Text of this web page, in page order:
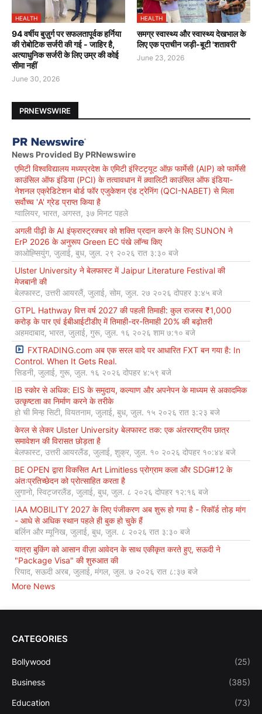
HEALTH
94 वर्षीय बुज़ुर्ग पर सफलतापूर्वक हर्निया
की रोबोटिक सर्जरी की गई - जाहिर है,
अत्याधुनिक सर्जरी के लिए उम्र की कोई
सीमा नहीं
June 30, 2026
HEALTH
समग्र स्वास्थ्य और स्वास्थ्य देखभाल के
लिए एक प्राचीन जड़ी-बूटी 'शतावरी'
June 23, 2026
PRNEWSWIRE
News Provided By PRNewswire
एमिटी विश्वविद्यालय मध्यप्रदेश के एमिटी इंस्टिट्यूट ऑफ़ फार्मेसी (AIP) को फार्मेसी
काउंसिल ऑफ इंडिया (PCI) के तत्वावधान में क़्वालिटी काउंसिल ऑफ इंडिया-
नेशनल एक्रेडिटेशन बोर्ड फॉर एजुकेशन एंड ट्रेनिंग (QCI-NABET) से मिला
सर्वोच्च 'A' ग्रेड प्राप्त किया है
ग्वालियर, भारत, अगस्त, ३७ मिनट पहले
अगली पीढ़ी के AI इंफ्रास्ट्रक्चर को शक्ति प्रदान करने के लिए SUNON ने
ErP 2026 के अनुरूप Green EC पंखे लॉन्च किए
काओह्सियुंग, जुलाई, बुध, जुल. २९ २०२६ रात ३:३० बजे
Ulster University ने बेलफास्ट में Jaipur Literature Festival की
मेजबानी की
बेलफास्ट, उत्तरी आयरलैं, जुलाई, सोम, जुल. २७ २०२६ दोपहर ३:४५ बजे
GTPL Hathway वित्त वर्ष 2027 की पहली तिमाही: कुल राजस्व ₹1,000
करोड़ के पार एवं ईबीआईटीडीए में तिमाही-दर-तिमाही 20% की बढ़ोतरी
अहमदाबाद, भारत, जुलाई, गुरू, जुल. १६ २०२६ शाम ७:१० बजे
FXTRADING.com अब एक सरल वादे पर आधारित FXT बन गया है: In
Control. When It Gets Real.
सिडनी, जुलाई, गुरू, जुल. १६ २०२६ दोपहर ४:५९ बजे
IB स्कोर से अधिक: EIS के समुदाय, कल्याण और अपनेपन के माध्यम से अकादमिक
उत्कृष्टता का निर्माण करने के तरीके
हो ची मिन्ह सिटी, वियतनाम, जुलाई, बुध, जुल. १५ २०२६ रात ३:२३ बजे
केरल से लेकर Ulster University बेलफास्ट तक: एक अंतरराष्ट्रीय छात्र
समावेशन की विरासत छोड़ता है
बेलफास्ट, उत्तरी आयरलैंड, जुलाई, शुक्र, जुल. १० २०२६ दोपहर १०:४४ बजे
BE OPEN द्वारा विकसित Art Limitless प्रोग्राम कला और SDG#12 के
अंतःप्रतिच्छेदन को प्रोत्साहित करता है
लुगानो, स्विट्जरलैंड, जुलाई, बुध, जुल. ८ २०२६ दोपहर १२:१६ बजे
IAA MOBILITY 2027 के लिए पंजीकरण अब शुरू हो गया है - रिकॉर्ड तोड़ मांग
- आधे से अधिक स्थान पहले ही बुक हो चुके हैं
बर्लिन और म्यूनिख, जुलाई, बुध, जुल. ८ २०२६ रात ३:३० बजे
यात्रा बुकिंग को आसान वीज़ा आवेदन के साथ एकीकृत करते हुए, सऊदी ने
"Package Visa" की शुरुआत की
रियाद, सऊदी अरब, जुलाई, मंगल, जुल. ७ २०२६ रात ८:३७ बजे
More News
CATEGORIES
Bollywood (25)
Business (385)
Education (73)